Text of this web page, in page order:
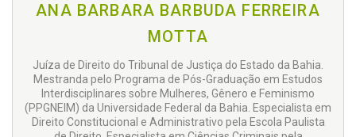
ANA BARBARA BARBUDA FERREIRA
MOTTA
Juíza de Direito do Tribunal de Justiça do Estado da Bahia.
Mestranda pelo Programa de Pós-Graduação em Estudos
Interdisciplinares sobre Mulheres, Gênero e Feminismo
(PPGNEIM) da Universidade Federal da Bahia. Especialista em
Direito Constitucional e Administrativo pela Escola Paulista